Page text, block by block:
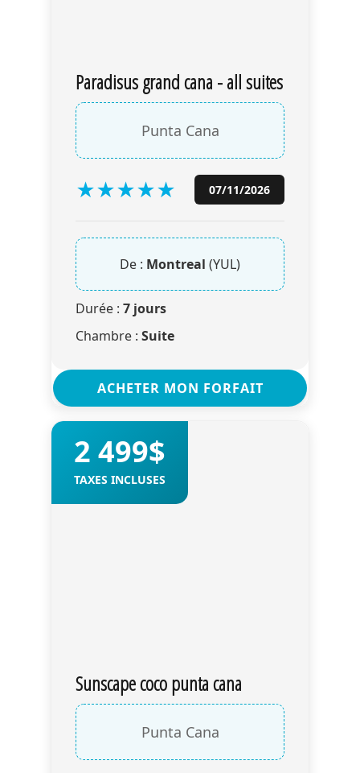
Paradisus grand cana - all suites
Punta Cana
★★★★★ 07/11/2026
De : Montreal (YUL)
Durée : 7 jours
Chambre : Suite
ACHETER MON FORFAIT
2 499$
TAXES INCLUSES
Sunscape coco punta cana
Punta Cana